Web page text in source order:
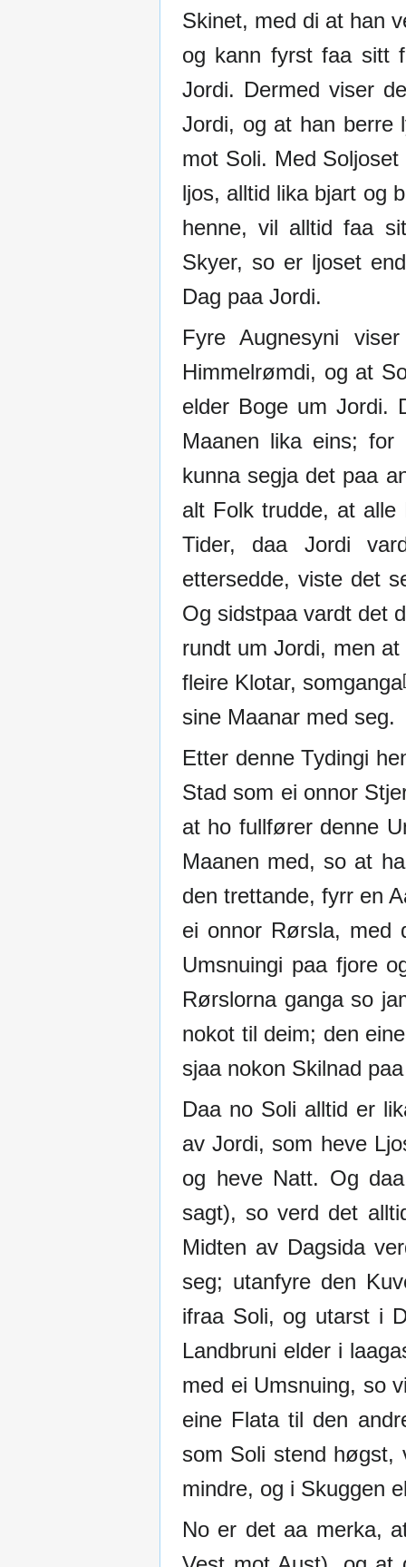
Skinet, med di at han
og kann fyrst faa sitt
Jordi. Dermed viser
Jordi, og at han berre
mot Soli. Med
ljos, alltid lika bjart og
henne, vil alltid faa
Skyer, so er ljoset
Dag paa Jordi.
Fyre Augnesyni
Himmelrømdi, og at
elder Boge um Jordi.
Maanen lika eins;
kunna segja det paa
alt Folk trudde, at alle
Tider, daa Jordi
ettersedde, viste det
Og sidstpaa vardt det
rundt um Jordi, men
fleire Klotar, somganga
sine Maanar med seg.
Etter denne Tydingi
Stad som ei onnor
at ho fullfører denne
Maanen med, so at
den trettande, fyrr en
ei onnor Rørsla, med
Umsnuingi paa fjore
Rørslorna ganga so
nokot til deim; den
sjaa nokon Skilnad
Daa no Soli alltid er
av Jordi, som heve
og heve Natt. Og
sagt), so verd det
Midten av Dagsida
seg; utanfyre den
ifraa Soli, og utarst i
Landbruni elder i
med ei Umsnuing, so
eine Flata til den
som Soli stend høgst,
mindre, og i Skuggen
No er det aa merka,